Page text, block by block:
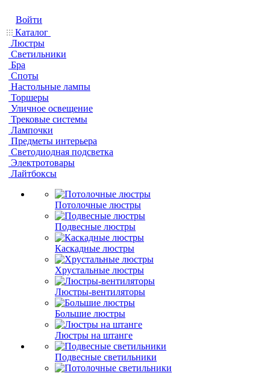
Войти
Каталог
Люстры
Светильники
Бра
Споты
Настольные лампы
Торшеры
Уличное освещение
Трековые системы
Лампочки
Предметы интерьера
Светодиодная подсветка
Электротовары
Лайтбоксы
Потолочные люстры
Подвесные люстры
Каскадные люстры
Хрустальные люстры
Люстры-вентиляторы
Большие люстры
Люстры на штанге
Подвесные светильники